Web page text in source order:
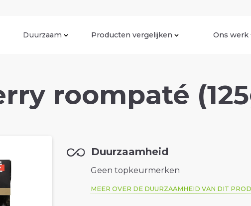
Duurzaam Producten vergelijken Ons werk
roompaté
Duurzaamheid
Geen topkeurmerken
MEER OVER DE DUURZAAMHEID VAN DIT